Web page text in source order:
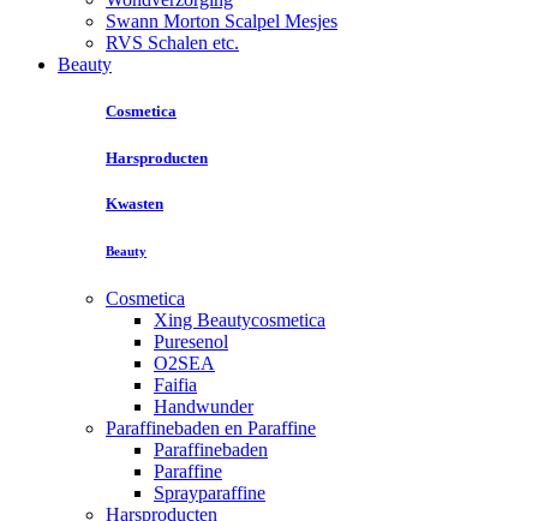
Swann Morton Scalpel Mesjes
RVS Schalen etc.
Beauty
Cosmetica
Harsproducten
Kwasten
Beauty
Cosmetica
Xing Beautycosmetica
Puresenol
O2SEA
Faifia
Handwunder
Paraffinebaden en Paraffine
Paraffinebaden
Paraffine
Sprayparaffine
Harsproducten